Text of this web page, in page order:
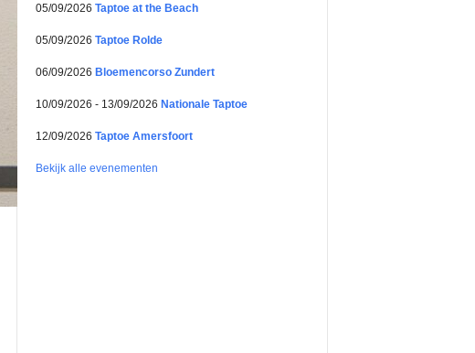
05/09/2026 Taptoe at the Beach
05/09/2026 Taptoe Rolde
06/09/2026 Bloemencorso Zundert
10/09/2026 - 13/09/2026 Nationale Taptoe
12/09/2026 Taptoe Amersfoort
Bekijk alle evenementen